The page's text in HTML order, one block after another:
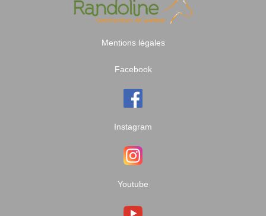
Mentions légales
Facebook
Instagram
Youtube